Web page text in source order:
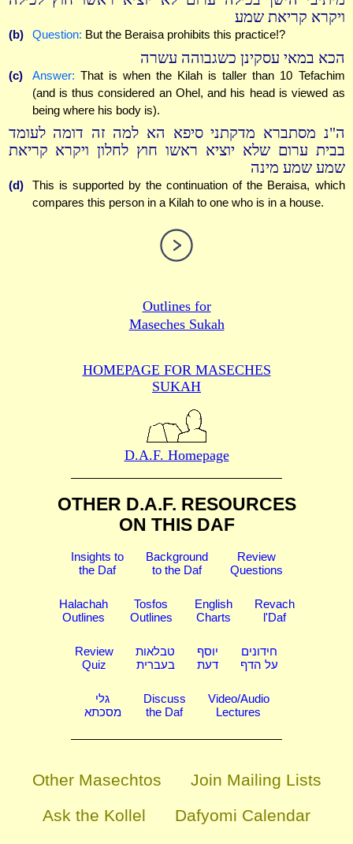
ויקרא קריאת שמע
(b) Question: But the Beraisa prohibits this practice!?
הכא במאי עסקינן כשגבוהה עשרה
(c) Answer: That is when the Kilah is taller than 10 Tefachim
(and is thus considered an Ohel, and his head is viewed as
being where his body is).
ה"נ מסתברא מדקתני סיפא הא למה זה דומה לעומד
בבית ערום שלא יוציא ראשו חוץ לחלון ויקרא קריאת
שמע שמע מינה
(d)
This is supported by the continuation of the Beraisa, which
compares this person in a Kilah to one who is in a house.
Outlines for
Maseches Sukah
HOMEPAGE FOR MASECHES
SUKAH
D.A.F. Homepage
OTHER D.A.F. RESOURCES
ON THIS DAF
Insights to
the Daf
Background
to the Daf
Review
Questions
Halachah
Outlines
Tosfos
Outlines
English
Charts
Revach
l'Daf
Review
Quiz
טבלאות
בעברית
יוסף
דעת
חידונים
על הדף
גלי
מסכתא
Discuss
the Daf
Video/Audio
Lectures
Other Masechtos
Join Mailing Lists
Ask the Kollel
Dafyomi Calendar